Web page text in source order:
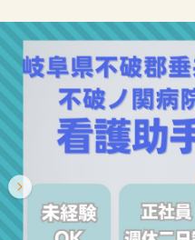
無料転職サポート
見学会・イベント情報
医療事務まるわかりコラム
関東
東海
九州・沖縄